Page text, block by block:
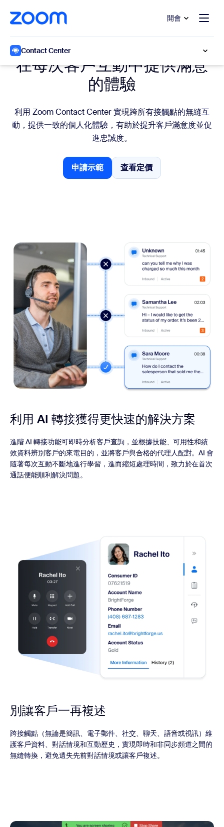
至主要內容
至協助聊天 開會
Contact Center
在每次客戶互動中提供滿意
的體驗
利用 Zoom Contact Center 實現跨所有接觸點的無縫互
動，提供一致的個人化體驗，有助於提升客戶滿意度並促
進忠誠度。
申請示範
申請示範
查看定價
查看定價
利用 AI 轉接獲得更快速的解決方案
進階 AI 轉接功能可即時分析客戶查詢，並根據技能、可用性和績
效資料辨別客戶的來電目的，並將客戶與合格的代理人配對。AI 會
隨著每次互動不斷地進行學習，進而縮短處理時間，致力於在首次
通話便能順利解決問題。
別讓客戶一再複述
跨接觸點（無論是簡訊、電子郵件、社交、聊天、語音或視訊）維
護客戶資料、對話情境和互動歷史，實現即時和非同步頻道之間的
無縫轉換，避免遺失先前對話情境或讓客戶複述。